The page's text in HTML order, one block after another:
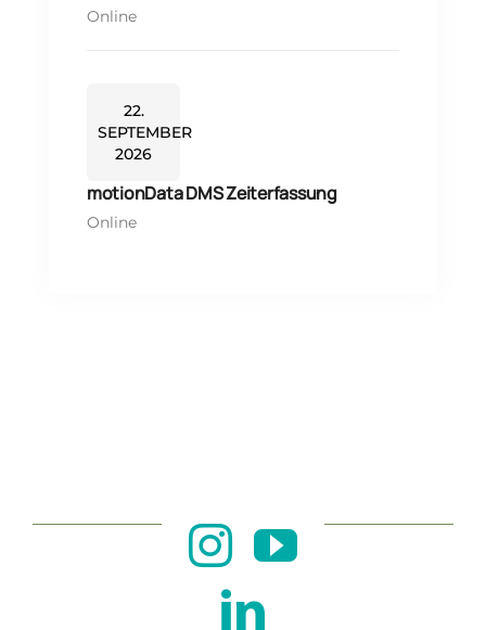
Online
22.
SEPTEMBER
2026
motionData DMS Zeiterfassung
Online